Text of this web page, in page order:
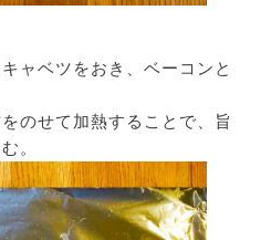
ャベツをおき、ベーコンと
のせて加熱することで、旨
。